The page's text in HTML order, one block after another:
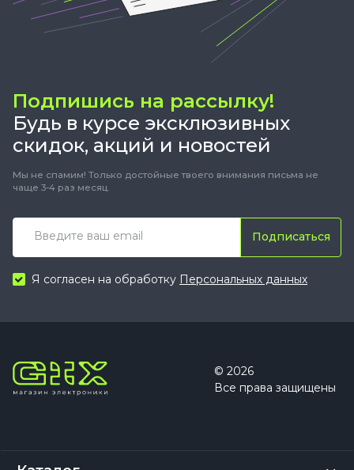
Подпишись на рассылку!
Будь в курсе эксклюзивных
скидок, акций и новостей
Мы не спамим! Только достойные твоего внимания письма не
чаще 3-4 раз месяц.
Подписаться
Я согласен на обработку Персональных данных
© 2026
Все права защищены